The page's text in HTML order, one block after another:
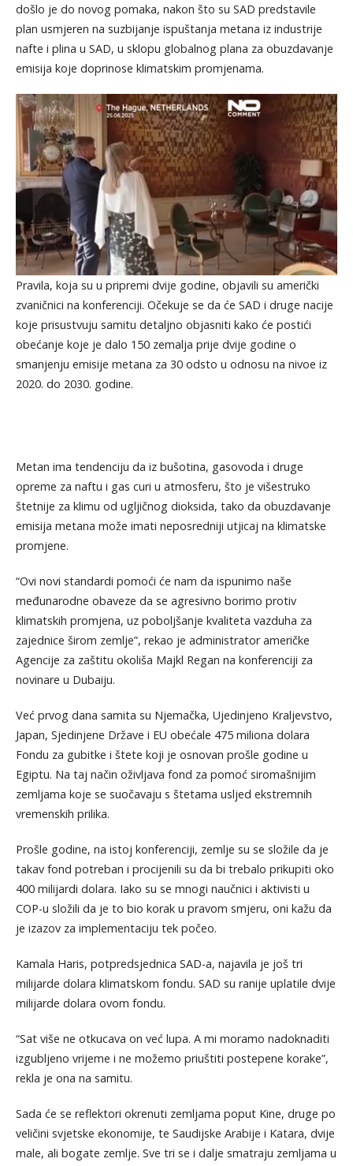
došlo je do novog pomaka, nakon što su SAD predstavile
plan usmjeren na suzbijanje ispuštanja metana iz industrije
nafte i plina u SAD, u sklopu globalnog plana za obuzdavanje
emisija koje doprinose klimatskim promjenama.
Pravila, koja su u pripremi dvije godine, objavili su američki
zvaničnici na konferenciji. Očekuje se da će SAD i druge nacije
koje prisustvuju samitu detaljno objasniti kako će postići
obećanje koje je dalo 150 zemalja prije dvije godine o
smanjenju emisije metana za 30 odsto u odnosu na nivoe iz
2020. do 2030. godine.
Metan ima tendenciju da iz bušotina, gasovoda i druge
opreme za naftu i gas curi u atmosferu, što je višestruko
štetnije za klimu od ugljičnog dioksida, tako da obuzdavanje
emisija metana može imati neposredniji utjicaj na klimatske
promjene.
“Ovi novi standardi pomoći će nam da ispunimo naše
međunarodne obaveze da se agresivno borimo protiv
klimatskih promjena, uz poboljšanje kvaliteta vazduha za
zajednice širom zemlje”, rekao je administrator američke
Agencije za zaštitu okoliša Majkl Regan na konferenciji za
novinare u Dubaiju.
Već prvog dana samita su Njemačka, Ujedinjeno Kraljevstvo,
Japan, Sjedinjene Države i EU obećale 475 miliona dolara
Fondu za gubitke i štete koji je osnovan prošle godine u
Egiptu. Na taj način oživljava fond za pomoć siromašnijim
zemljama koje se suočavaju s štetama usljed ekstremnih
vremenskih prilika.
Prošle godine, na istoj konferenciji, zemlje su se složile da je
takav fond potreban i procijenili su da bi trebalo prikupiti oko
400 milijardi dolara. Iako su se mnogi naučnici i aktivisti u
COP-u složili da je to bio korak u pravom smjeru, oni kažu da
je izazov za implementaciju tek počeo.
Kamala Haris, potpredsjednica SAD-a, najavila je još tri
milijarde dolara klimatskom fondu. SAD su ranije uplatile dvije
milijarde dolara ovom fondu.
“Sat više ne otkucava on već lupa. A mi moramo nadoknaditi
izgubljeno vrijeme i ne možemo priuštiti postepene korake”,
rekla je ona na samitu.
Sada će se reflektori okrenuti zemljama poput Kine, druge po
veličini svjetske ekonomije, te Saudijske Arabije i Katara, dvije
male, ali bogate zemlje. Sve tri se i dalje smatraju zemljama u